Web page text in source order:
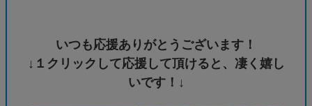
いつも応援ありがとうございます！
↓１クリックして応援して頂けると、凄く嬉し
いです！↓